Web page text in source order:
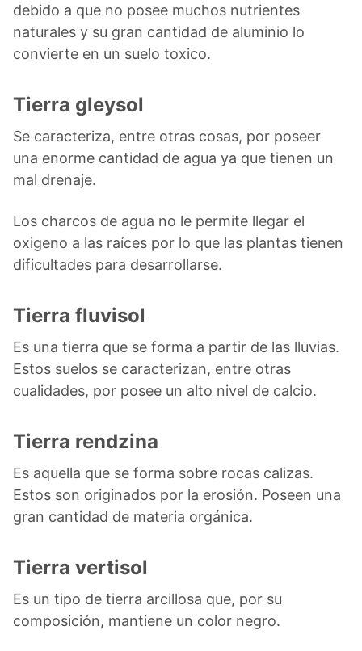
debido a que no posee muchos nutrientes
naturales y su gran cantidad de aluminio lo
convierte en un suelo toxico.
Tierra gleysol
Se caracteriza, entre otras cosas, por poseer
una enorme cantidad de agua ya que tienen un
mal drenaje.
Los charcos de agua no le permite llegar el
oxigeno a las raíces por lo que las plantas tienen
dificultades para desarrollarse.
Tierra fluvisol
Es una tierra que se forma a partir de las lluvias.
Estos suelos se caracterizan, entre otras
cualidades, por posee un alto nivel de calcio.
Tierra rendzina
Es aquella que se forma sobre rocas calizas.
Estos son originados por la erosión. Poseen una
gran cantidad de materia orgánica.
Tierra vertisol
Es un tipo de tierra arcillosa que, por su
composición, mantiene un color negro.